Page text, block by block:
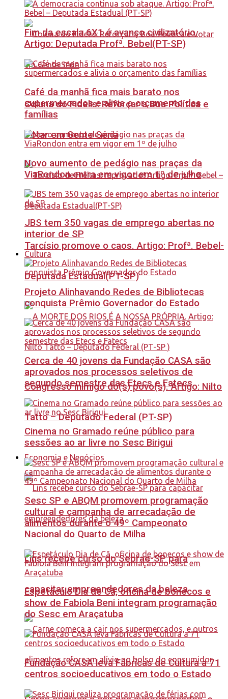
Coluna do Fidelis: Reforçar a Boa Política e
Votar em Gente Séria
Tarcísio promove o caos. Artigo: Profª. Bebel-
Deputada Estadual(PT-SP)
Congresso inimigo do(s) povo(s). Artigo: Nilto
Tatto – Deputado Federal (PT-SP)
Economia e Negócios
Lins recebe curso do Sebrae-SP para
capacitar empreendedores da beleza
Fim da escala 6X1 é avanço civilizatório.
Artigo: Deputada Profª. Bebel(PT-SP)
Café da manhã fica mais barato nos
supermercados e alivia o orçamento das
famílias
Novo aumento de pedágio nas praças da
ViaRondon entra em vigor em 1º de julho
JBS tem 350 vagas de emprego abertas no
interior de SP
Cultura
Projeto Alinhavando Redes de Bibliotecas
conquista Prêmio Governador do Estado
Cerca de 40 jovens da Fundação CASA são
aprovados nos processos seletivos de
segundo semestre das Etecs e Fatecs
Cinema no Gramado reúne público para
sessões ao ar livre no Sesc Birigui
Sesc SP e ABQM promovem programação
cultural e campanha de arrecadação de
alimentos durante o 49º Campeonato
Nacional do Quarto de Milha
Espetáculo Dia de Cã, oficina de bonecos e
show de Fabiola Beni integram programação
do Sesc em Araçatuba
Fundação CASA leva Fábricas de Cultura a 71
centros socioeducativos em todo o Estado